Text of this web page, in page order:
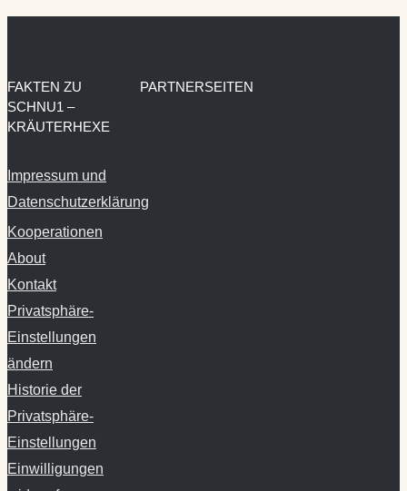
Impressum und
Kooperationen
About
Kontakt
Privatsphäre-
Einstellungen
ändern
Historie der
Privatsphäre-
Einstellungen
Einwilligungen
widerrufen